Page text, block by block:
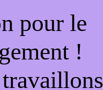
pour le
!